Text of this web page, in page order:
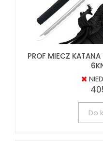
PROF MIECZ
Do